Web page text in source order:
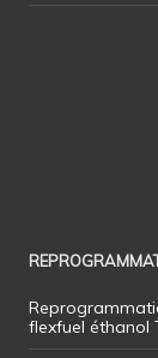
flexfuel éthanol